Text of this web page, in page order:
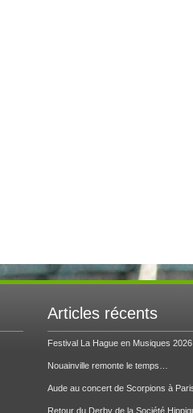
Articles récents
Festival La Hague en Musiques 2026
Nouainville remonte le temps…
Aude au concert de Scorpions à
Retour du Derby de la Société